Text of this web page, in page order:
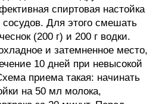
спиртовая настойка
сосудов. Для этого смешать
(200 г) и 200 г водки.
и затемненное место,
10 дней при невысокой
приема такая: начинать
на 50 мл молока,